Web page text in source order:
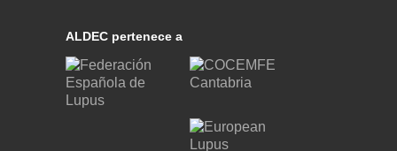
ALDEC pertenece a